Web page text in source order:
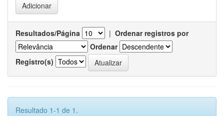
Resultados/Página | Ordenar registros por
Ordenar
Registro(s)
Resultado 1-1 de 1.